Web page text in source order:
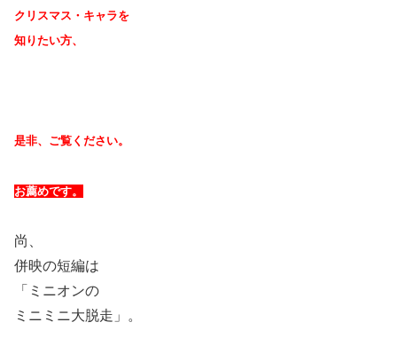
クリスマス・キャラを
知りたい方、
是非、ご覧ください。
お薦めです。
尚、
併映の短編は
「ミニオンの
ミニミニ大脱走」。